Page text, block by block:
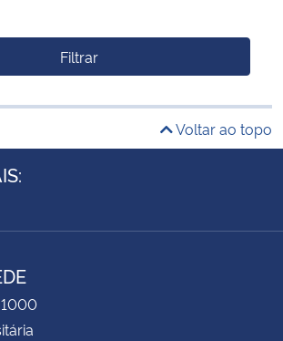
Filtrar
Voltar ao topo
1000